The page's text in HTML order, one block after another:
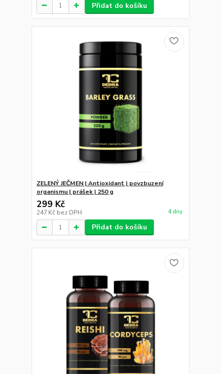
Přidat do košíku
ZELENÝ JEČMEN | Antioxidant | povzbuzení
organismu | prášek | 250 g
299 Kč
247 Kč bez DPH 4 dny
Přidat do košíku